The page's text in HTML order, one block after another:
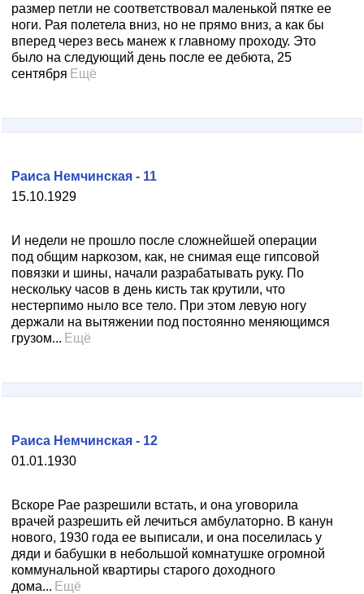
размер петли не соответствовал маленькой пятке ее
ноги. Рая полетела вниз, но не прямо вниз, а как бы
вперед через весь манеж к главному проходу. Это
было на следующий день после ее дебюта, 25
сентября Ещё
15.10.1929
Раиса Немчинская - 11
И недели не прошло после сложнейшей операции
под общим наркозом, как, не снимая еще гипсовой
повязки и шины, начали разрабатывать руку. По
нескольку часов в день кисть так крутили, что
нестерпимо ныло все тело. При этом левую ногу
держали на вытяжении под постоянно меняющимся
грузом... Ещё
01.01.1930
Раиса Немчинская - 12
Вскоре Рае разрешили встать, и она уговорила
врачей разрешить ей лечиться амбулаторно. В канун
нового, 1930 года ее выписали, и она поселилась у
дяди и бабушки в небольшой комнатушке огромной
коммунальной квартиры старого доходного
дома... Ещё